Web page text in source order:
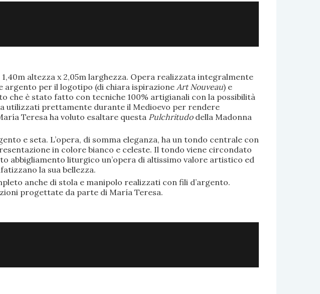
altezza x 2,05m larghezza. Opera realizzata integralmente
argento per il logotipo (di chiara ispirazioneArt Nouveau) e
che è stato fatto con tecniche 100% artigianali con la possibilità
utilizzati prettamente durante il Medioevo per rendere
Teresa ha voluto esaltare questa Pulchritudo della Madonna
e seta. L’opera, di somma eleganza, ha un tondo centrale con
in colore bianco e celeste. Il tondo viene circondato
abbigliamento liturgico un’opera di altissimo valore artistico ed
la sua bellezza.
anche di stola e manipolo realizzati con fili d’argento.
progettate da parte di María Teresa.